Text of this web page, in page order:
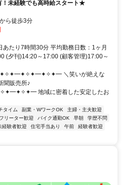
！未経験でも高時給スタート★
ら徒歩3分
たり7時間30分 平均勤務日数：1ヶ月
(夕刊)14:20～17:00 (顧客管理)17:00～
＼笑いが絶えな
聞販売所♪
地域に密着した安定したお
タイム 副業・WワークOK
主婦・主夫歓迎
フリーター歓迎 バイク通勤OK 早朝
学歴不問
経験者歓迎 住宅手当あり 午前
経験者歓迎